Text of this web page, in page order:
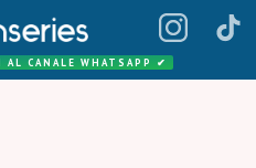
CANALE WHATSAPP ✔